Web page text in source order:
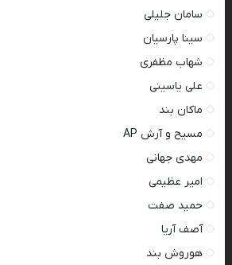
سامان جلیلی
سینا پارسیان
شهاب مظفری
علی یاسینی
ماکان بند
مسیح و آرش AP
مهدی جهانی
امیر عظیمی
حمید صفت
آصف آریا
هوروش بند